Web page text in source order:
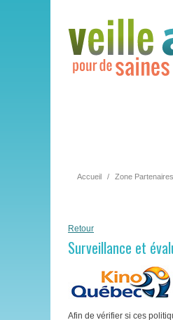
Accueil / Zone Partenaires
Retour
Surveillance et
Afin de vérifier si ces